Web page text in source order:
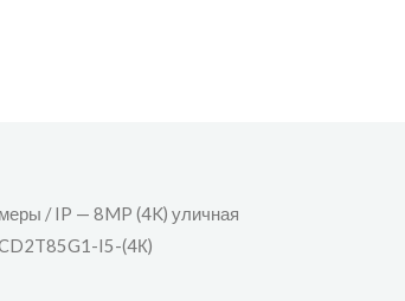
/ IP — 8MP (4K) уличная
I5-(4К)